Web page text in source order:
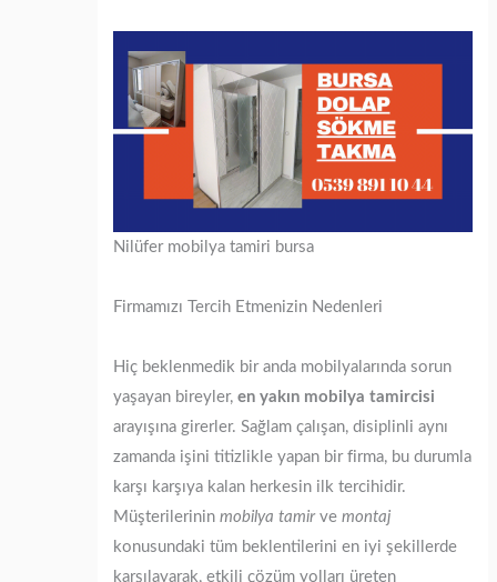
Nilüfer mobilya tamiri bursa
Firmamızı Tercih Etmenizin Nedenleri
Hiç beklenmedik bir anda mobilyalarında sorun
yaşayan bireyler,en yakın mobilya tamircisi
arayışına girerler. Sağlam çalışan, disiplinli aynı
zamanda işini titizlikle yapan bir firma, bu durumla
karşı karşıya kalan herkesin ilk tercihidir.
Müşterilerininmobilya tamirvemontaj
konusundaki tüm beklentilerini en iyi şekillerde
karşılayarak, etkili çözüm yolları üreten